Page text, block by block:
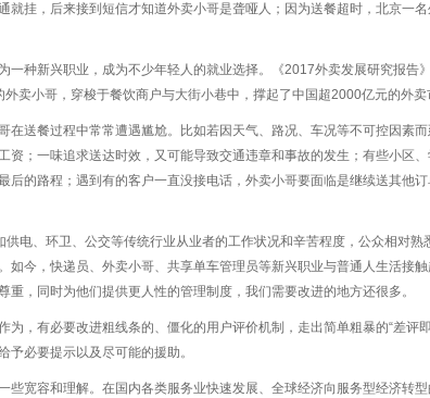
就挂，后来接到短信才知道外卖小哥是聋哑人；因为送餐超时，北京一
一种新兴职业，成为不少年轻人的就业选择。《2017外卖发展研究报告
卖小哥，穿梭于餐饮商户与大街小巷中，撑起了中国超2000亿元的外卖
在送餐过程中常常遭遇尴尬。比如若因天气、路况、车况等不可控因素
资；一味追求送达时效，又可能导致交通违章和事故的发生；有些小区
后的路程；遇到有的客户一直没接电话，外卖小哥要面临是继续送其他
供电、环卫、公交等传统行业从业者的工作状况和辛苦程度，公众相对熟
如今，快递员、外卖小哥、共享单车管理员等新兴职业与普通人生活接
重，同时为他们提供更人性的管理制度，我们需要改进的地方还很多。
为，有必要改进粗线条的、僵化的用户评价机制，走出简单粗暴的“差评
必要提示以及尽可能的援助。
些宽容和理解。在国内各类服务业快速发展、全球经济向服务型经济转